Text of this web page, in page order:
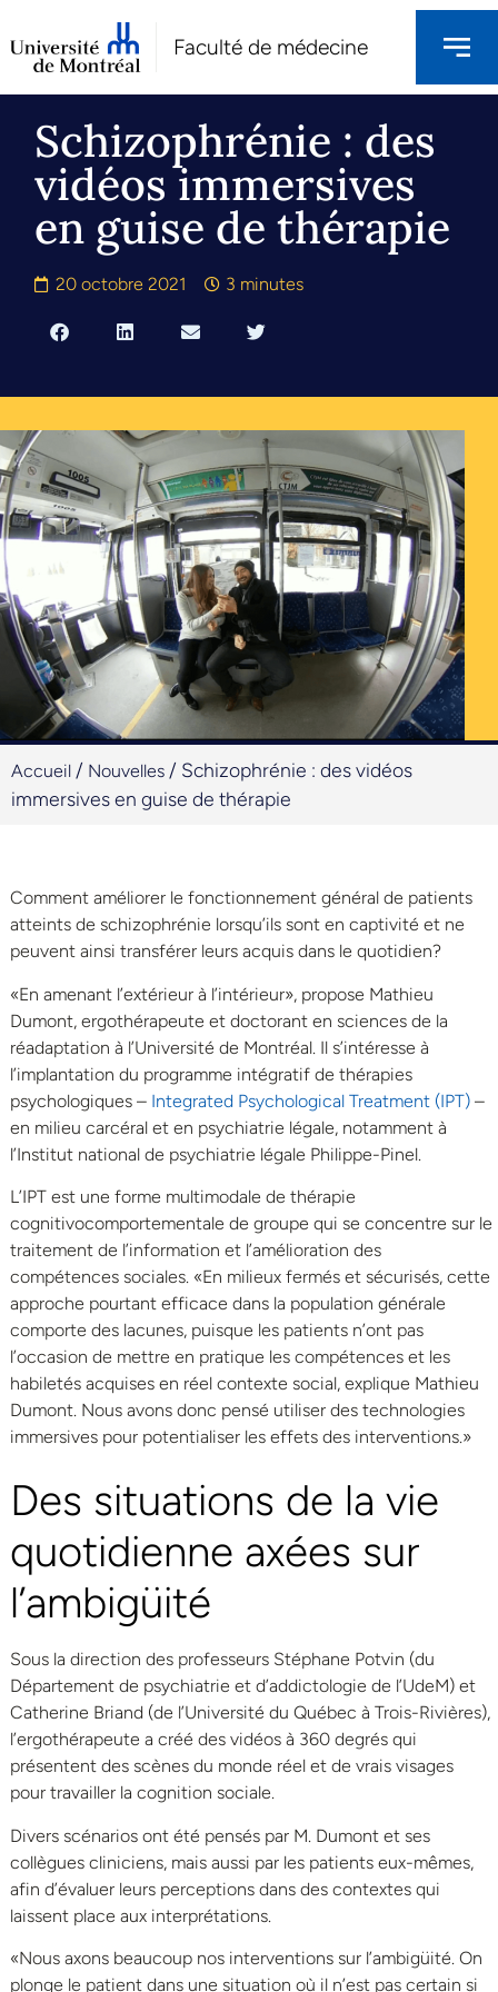
Faculté de médecine
Schizophrénie : des
vidéos immersives
en guise de thérapie
20 octobre 2021 3 minutes
Accueil / Nouvelles / Schizophrénie : des vidéos
immersives en guise de thérapie
Comment améliorer le fonctionnement général de patients
atteints de schizophrénie lorsqu’ils sont en captivité et ne
peuvent ainsi transférer leurs acquis dans le quotidien?
«En amenant l’extérieur à l’intérieur», propose Mathieu
Dumont, ergothérapeute et doctorant en sciences de la
réadaptation à l’Université de Montréal. Il s’intéresse à
l’implantation du programme intégratif de thérapies
psychologiques – Integrated Psychological Treatment (IPT) –
en milieu carcéral et en psychiatrie légale, notamment à
l’Institut national de psychiatrie légale Philippe-Pinel.
L’IPT est une forme multimodale de thérapie
cognitivocomportementale de groupe qui se concentre sur le
traitement de l’information et l’amélioration des
compétences sociales. «En milieux fermés et sécurisés, cette
approche pourtant efficace dans la population générale
comporte des lacunes, puisque les patients n’ont pas
l’occasion de mettre en pratique les compétences et les
habiletés acquises en réel contexte social, explique Mathieu
Dumont. Nous avons donc pensé utiliser des technologies
immersives pour potentialiser les effets des interventions.»
Des situations de la vie
quotidienne axées sur
l’ambigüité
Sous la direction des professeurs Stéphane Potvin (du
Département de psychiatrie et d’addictologie de l’UdeM) et
Catherine Briand (de l’Université du Québec à Trois-Rivières),
l’ergothérapeute a créé des vidéos à 360 degrés qui
présentent des scènes du monde réel et de vrais visages
pour travailler la cognition sociale.
Divers scénarios ont été pensés par M. Dumont et ses
collègues cliniciens, mais aussi par les patients eux-mêmes,
afin d’évaluer leurs perceptions dans des contextes qui
laissent place aux interprétations.
«Nous axons beaucoup nos interventions sur l’ambigüité. On
plonge le patient dans une situation où il n’est pas certain si